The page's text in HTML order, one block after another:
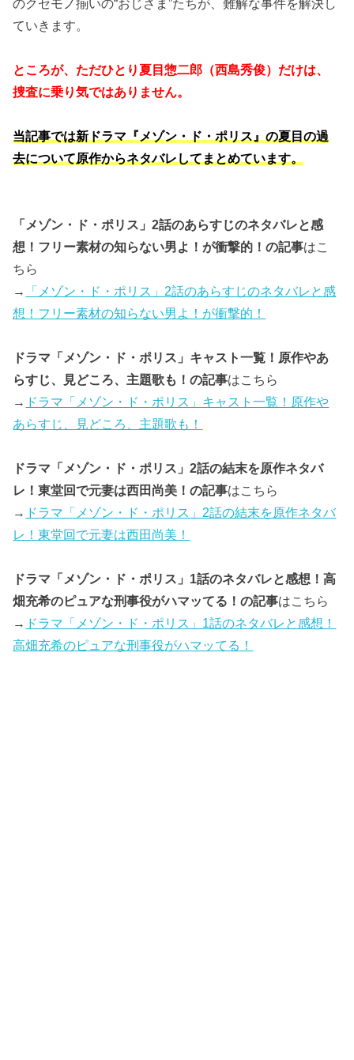
のクセモノ揃いの“おじさま”たちが、難解な事件を解決し
ていきます。
ところが、ただひとり夏目惣二郎（西島秀俊）だけは、
捜査に乗り気ではありません。
当記事では新ドラマ『メゾン・ド・ポリス』の夏目の過
去について原作からネタバレしてまとめています。
「メゾン・ド・ポリス」2話のあらすじのネタバレと感
想！フリー素材の知らない男よ！が衝撃的！の記事はこ
ちら
→
「メゾン・ド・ポリス」2話のあらすじのネタバレと感
想！フリー素材の知らない男よ！が衝撃的！
ドラマ「メゾン・ド・ポリス」キャスト一覧！原作やあ
らすじ、見どころ、主題歌も！の記事はこちら
→ ドラマ「メゾン・ド・ポリス」キャスト一覧！原作や
あらすじ、見どころ、主題歌も！
ドラマ「メゾン・ド・ポリス」2話の結末を原作ネタバ
レ！東堂回で元妻は西田尚美！の記事はこちら
→ ドラマ「メゾン・ド・ポリス」2話の結末を原作ネタバ
レ！東堂回で元妻は西田尚美！
ドラマ「メゾン・ド・ポリス」1話のネタバレと感想！高
畑充希のピュアな刑事役がハマッてる！の記事はこちら
→ ドラマ「メゾン・ド・ポリス」1話のネタバレと感想！
高畑充希のピュアな刑事役がハマッてる！